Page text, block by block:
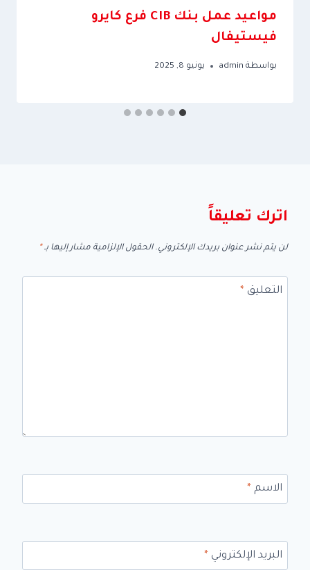
مواعيد عمل بنك CIB فرع كايرو
فيستيفال
بواسطة admin يونيو 8, 2025
اترك تعليقاً
لن يتم نشر عنوان بريدك الإلكتروني. الحقول الإلزامية مشار إليها بـ*
التعليق*
الاسم*
البريد الإلكتروني*